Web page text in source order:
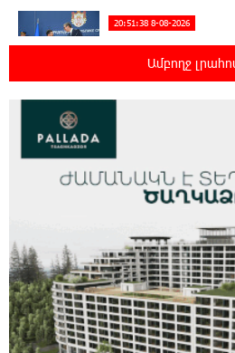
20:51:38 8-08-2026
Զելենսկին ու
հնարավորությունները
պողոտայում.
բնակիչ
20:14:36 8-08-2026
Ճապոնական
ցուցահանդեսը
օգոստոսի 30-ը
19:55:28 8-08-2026
Ամբողջ